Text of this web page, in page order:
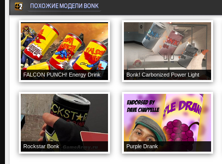
ПОХОЖИЕ МОДЕЛИ BONK
FALCON PUNCH! Energy Drink Bonk! Carbonized Power Light
Rockstar Bonk Purple Drank